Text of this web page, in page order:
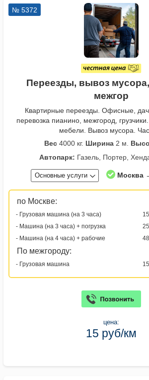
№ 5372
Переезды, вывоз мусора,
межгор
Квартирные переезды. Офисные,
перевозка пианино, межгород,
мебели. Вывоз мусора.
Вес 4000 кг. Ширина 2 м.
Автопарк: Газель, Портер,
Основные услуги Москва
по Москве:
- Грузовая машина (на 3 часа)
- Машина (на 3 часа) + погрузка
- Машина (на 4 часа) + рабочие
По межгороду:
- Грузовая машина
цена:
15 руб/км